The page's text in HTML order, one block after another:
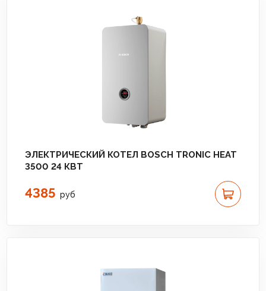
ЭЛЕКТРИЧЕСКИЙ КОТЕЛ BOSCH TRONIC HEAT
3500 24 КВТ
4385 руб